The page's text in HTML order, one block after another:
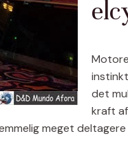
det
kraft
meget